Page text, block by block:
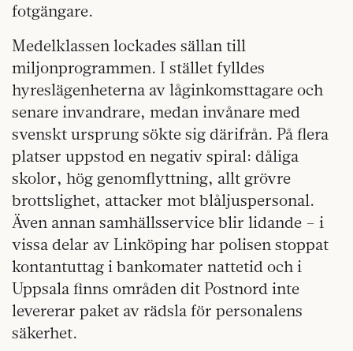
fotgängare.
Medelklassen lockades sällan till
miljonprogrammen. I stället fylldes
hyreslägenheterna av låginkomsttagare och
senare invandrare, medan invånare med
svenskt ursprung sökte sig därifrån. På flera
platser uppstod en negativ spiral: dåliga
skolor, hög genomflyttning, allt grövre
brottslighet, attacker mot blåljuspersonal.
Även annan samhällsservice blir lidande – i
vissa delar av Linköping har polisen stoppat
kontantuttag i bankomater nattetid och i
Uppsala finns områden dit Postnord inte
levererar paket av rädsla för personalens
säkerhet.